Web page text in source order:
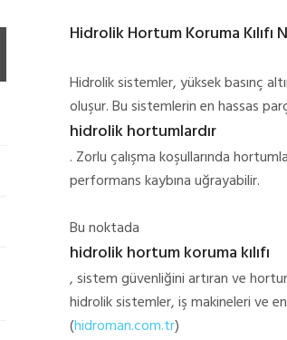
Hidrolik Hortum Koruma
Hidrolik sistemler, yüksek basınç
oluşur. Bu sistemlerin en hassas
hidrolik hortumlardır
. Zorlu çalışma koşullarında
performans kaybına uğrayabilir.
Bu noktada
hidrolik hortum koruma kılıfı
, sistem güvenliğini artıran ve
hidrolik sistemler, iş makineleri ve
(hidroman.com.tr)